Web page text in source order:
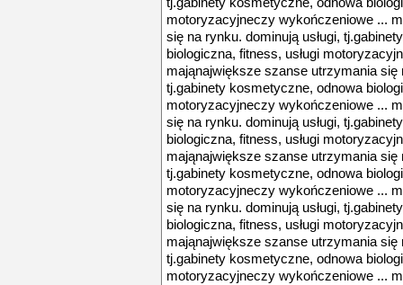
motoryzacyjneczy wykończeniowe ...
się na rynku. dominują usługi,
biologiczna, fitness, usługi
mająnajwiększe szanse utrzymania się
tj.gabinety kosmetyczne, odnowa
motoryzacyjneczy wykończeniowe ...
się na rynku. dominują usługi,
biologiczna, fitness, usługi
mająnajwiększe szanse utrzymania się
tj.gabinety kosmetyczne, odnowa
motoryzacyjneczy wykończeniowe ...
się na rynku. dominują usługi,
biologiczna, fitness, usługi
mająnajwiększe szanse utrzymania się
tj.gabinety kosmetyczne, odnowa
motoryzacyjneczy wykończeniowe ...